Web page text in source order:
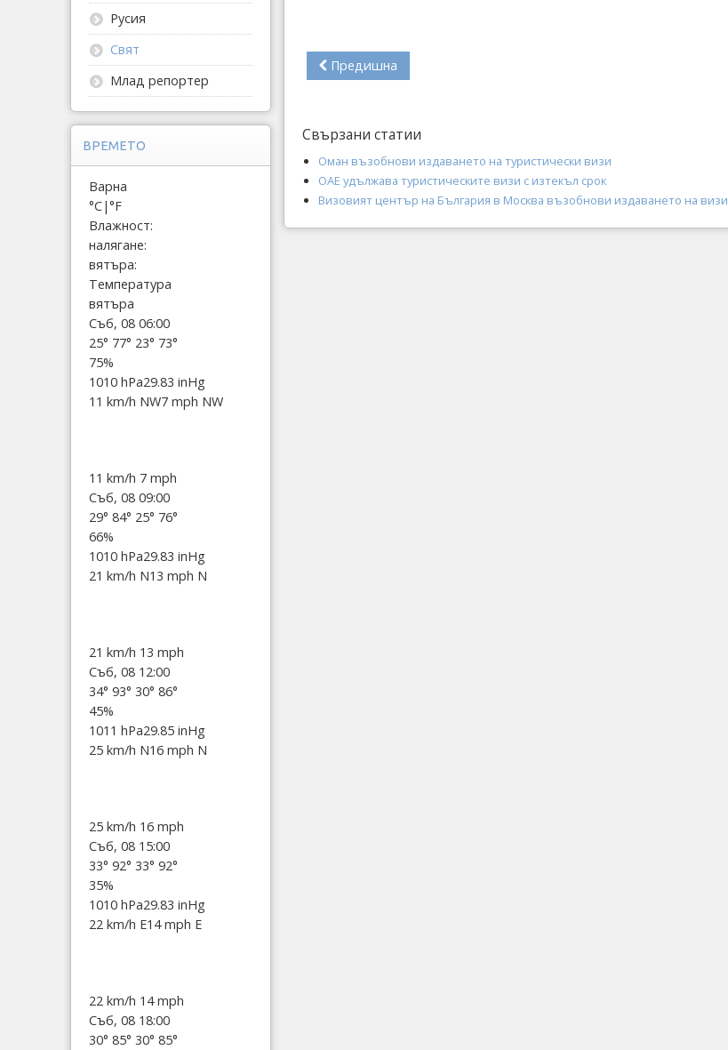
Предишна
Свързани статии
Оман възобнови издаването на туристически визи
ОАЕ удължава туристическите визи с изтекъл срок
Визовият център на България в Москва възобнови издаването на визи
Русия
Свят
Млад репортер
ВРЕМЕТО
Варна
°C|°F
Влажност:
налягане:
вятъра:
Температура
вятъра
Съб, 08 06:00
25° 77° 23° 73°
75%
1010 hPa29.83 inHg
11 km/h NW7 mph NW
11 km/h 7 mph
Съб, 08 09:00
29° 84° 25° 76°
66%
1010 hPa29.83 inHg
21 km/h N13 mph N
21 km/h 13 mph
Съб, 08 12:00
34° 93° 30° 86°
45%
1011 hPa29.85 inHg
25 km/h N16 mph N
25 km/h 16 mph
Съб, 08 15:00
33° 92° 33° 92°
35%
1010 hPa29.83 inHg
22 km/h E14 mph E
22 km/h 14 mph
Съб, 08 18:00
30° 85° 30° 85°